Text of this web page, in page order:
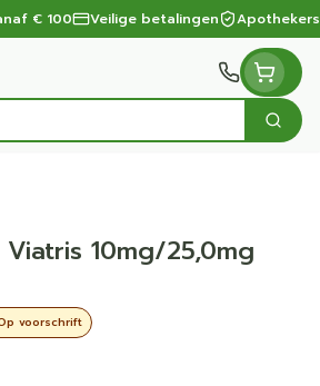
€ 100 Veilige betalingen
Zoek
10mg/25,0mg
voorschrift